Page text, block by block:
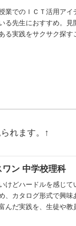
業でのＩＣＴ活用ア
る先生におすすめ。
る実践をサクサク探す
れます。↑
ワン 中学校理科
けどハードルを感じ
、カタログ形式で興
んだ実践を、生徒や教